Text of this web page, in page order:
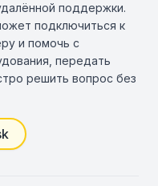
поддержки.
подключиться к
и помочь с
передать
решить вопрос без